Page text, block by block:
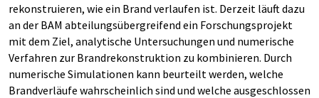
rekonstruieren, wie ein Brand verlaufen ist. Derzeit läuft dazu
an der BAM abteilungsübergreifend ein Forschungsprojekt
mit dem Ziel, analytische Untersuchungen und numerische
Verfahren zur Brandrekon­struktion zu kombinieren. Durch
numerische Simulationen kann beurteilt werden, wel­che
Brandverläufe wahrscheinlich sind und welche ausgeschlossen